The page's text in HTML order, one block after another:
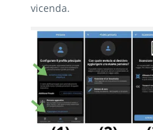
vicenda.